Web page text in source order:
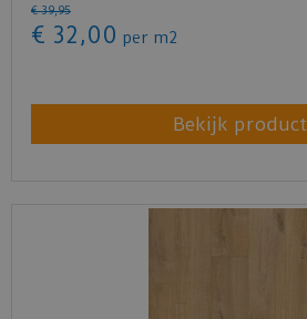
€ 39,95
€ 32 ,00 per m2
Bekijk product